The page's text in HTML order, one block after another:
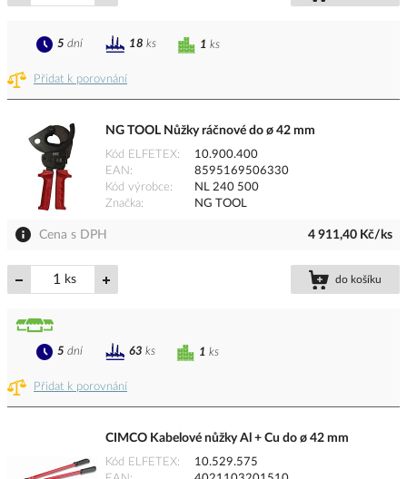
Přidat k porovnání
1 ks
5 dní 18 ks
NG TOOL Nůžky ráčnové do ø 42 mm
Kód ELFETEX
10.900.400
EAN
8595169506330
Kód výrobce
NL 240 500
Značka
NG TOOL
Cena s DPH 4 911,40 Kč/ks
ks do košíku
Přidat k porovnání
1 ks
5 dní 63 ks
CIMCO Kabelové nůžky Al + Cu do ø 42 mm
Kód ELFETEX
10.529.575